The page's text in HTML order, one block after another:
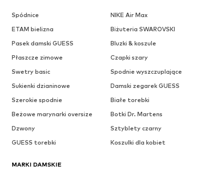
Spódnice
NIKE Air Max
ETAM bielizna
Biżuteria SWAROVSKI
Pasek damski GUESS
Bluzki & koszule
Płaszcze zimowe
Czapki szary
Swetry basic
Spodnie wyszczuplające
Sukienki dzianinowe
Damski zegarek GUESS
Szerokie spodnie
Białe torebki
Beżowe marynarki oversize
Botki Dr. Martens
Dzwony
Sztyblety czarny
GUESS torebki
Koszulki dla kobiet
MARKI DAMSKIE